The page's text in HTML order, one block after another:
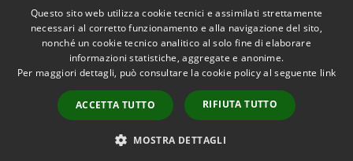
Accessibilità
Copyright © 2026 • Comune di
Pontedassio • Powered by
Municipium•
Accesso
redazione
Questo sito web utilizza cookie tecnici e assimilati strettamente
necessari al corretto funzionamento e alla navigazione del sito,
nonché un cookie tecnico analitico al solo fine di elaborare
informazioni statistiche, aggregate e anonime.
Per maggiori dettagli, può consultare la cookie policy al seguente link
ACCETTA TUTTO RIFIUTA TUTTO
MOSTRA DETTAGLI